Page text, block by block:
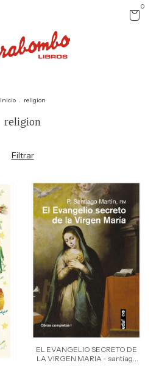
0
Inicio . religion
religion
Filtrar
EL EVANGELIO SECRETO DE
LA VIRGEN MARIA - santiago